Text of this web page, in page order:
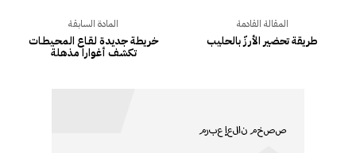
المادة السابقة
خريطة جديدة لقـاع المحـيطـات
تكشف أغوارا مذهلة
المقالة القادمة
طريقة تحضير الأرزّ بالحليب